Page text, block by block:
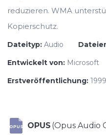
reduzieren. WMA
Kopierschutz.
Dateityp: Audio
Entwickelt von: Microsoft
Erstveröffentlichung: 1999
OPUS OPUS (Opus Audio